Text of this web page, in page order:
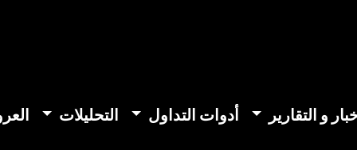
و التقارير أدوات التداول التحليلات